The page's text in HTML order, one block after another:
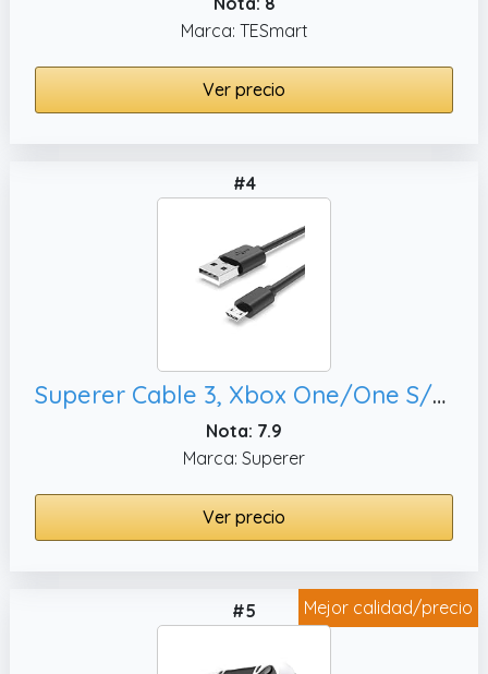
Marca: TESmart
Ver precio
#4
Superer Cable 3, Xbox One/One S/X/Elite Accesorios Cargador
Nota: 7.9
Marca: Superer
Ver precio
Mejor calidad/precio
#5